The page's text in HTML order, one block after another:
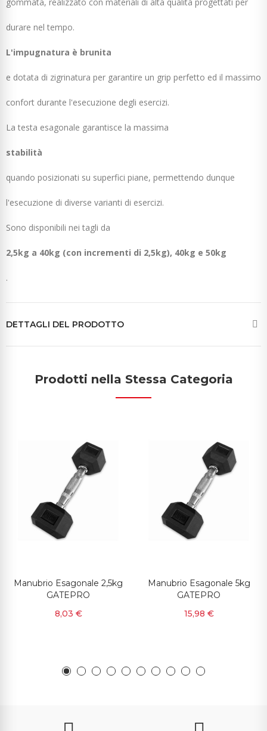
durare nel tempo.
L'impugnatura è brunita
e dotata di zigrinatura per garantire un grip perfetto ed il massimo
confort durante l'esecuzione degli esercizi.
La testa esagonale garantisce la massima
stabilità
quando posizionati su superfici piane, permettendo dunque
l'esecuzione di diverse varianti di esercizi.
Sono disponibili nei tagli da
2,5kg a 40kg (con incrementi di 2,5kg), 40kg e 50kg
.
DETTAGLI DEL PRODOTTO
Prodotti nella Stessa Categoria
Manubrio Esagonale 2,5kg
GATEPRO
8,03 €
Manubrio Esagonale 5kg
GATEPRO
15,98 €